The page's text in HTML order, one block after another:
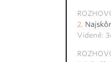
Videné: